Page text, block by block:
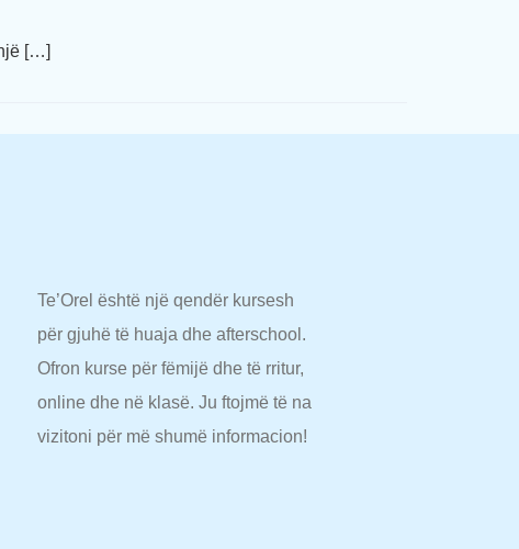
[…]
Te’Orel është një qendër kursesh
për gjuhë të huaja dhe afterschool.
Ofron kurse për fëmijë dhe të rritur,
online dhe në klasë. Ju ftojmë të na
vizitoni për më shumë informacion!